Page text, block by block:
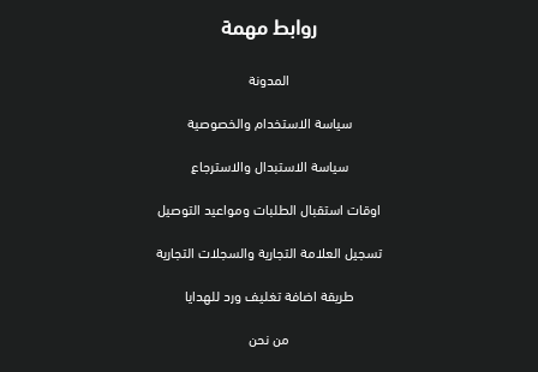
روابط مهمة
المدونة
سياسة الاستخدام والخصوصية
سياسة الاستبدال والاسترجاع
اوقات استقبال الطلبات ومواعيد التوصيل
تسجيل العلامة التجارية والسجلات التجارية
طريقة اضافة تغليف ورد للهدايا
من نحن